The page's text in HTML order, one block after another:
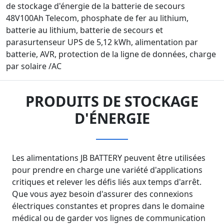
de stockage d'énergie de la batterie de secours
48V100Ah Telecom, phosphate de fer au lithium,
batterie au lithium, batterie de secours et
parasurtenseur UPS de 5,12 kWh, alimentation par
batterie, AVR, protection de la ligne de données, charge
par solaire /AC
PRODUITS DE STOCKAGE
D'ÉNERGIE
Les alimentations JB BATTERY peuvent être utilisées
pour prendre en charge une variété d'applications
critiques et relever les défis liés aux temps d'arrêt.
Que vous ayez besoin d'assurer des connexions
électriques constantes et propres dans le domaine
médical ou de garder vos lignes de communication